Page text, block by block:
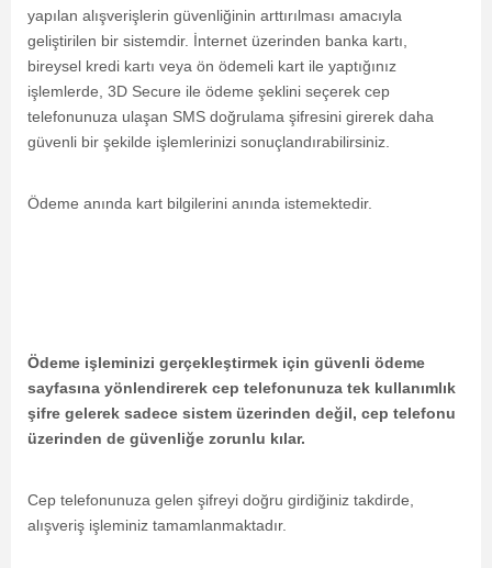
yapılan alışverişlerin güvenliğinin arttırılması amacıyla
geliştirilen bir sistemdir. İnternet üzerinden banka kartı,
bireysel kredi kartı veya ön ödemeli kart ile yaptığınız
işlemlerde, 3D Secure ile ödeme şeklini seçerek cep
telefonunuza ulaşan SMS doğrulama şifresini girerek daha
güvenli bir şekilde işlemlerinizi sonuçlandırabilirsiniz.
Ödeme anında kart bilgilerini anında istemektedir.
Ödeme işleminizi gerçekleştirmek için güvenli ödeme
sayfasına yönlendirerek cep telefonunuza tek kullanımlık
şifre gelerek sadece sistem üzerinden değil, cep telefonu
üzerinden de güvenliğe zorunlu kılar.
Cep telefonunuza gelen şifreyi doğru girdiğiniz takdirde,
alışveriş işleminiz tamamlanmaktadır.